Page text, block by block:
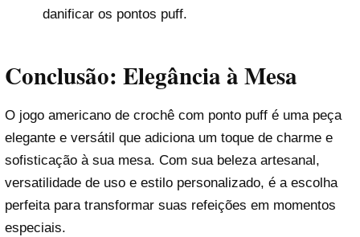
danificar os pontos puff.
Conclusão: Elegância à Mesa
O jogo americano de crochê com ponto puff é uma peça
elegante e versátil que adiciona um toque de charme e
sofisticação à sua mesa. Com sua beleza artesanal,
versatilidade de uso e estilo personalizado, é a escolha
perfeita para transformar suas refeições em momentos
especiais.